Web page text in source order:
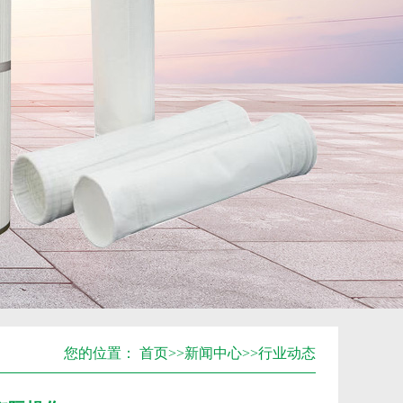
您的位置： 首页>>新闻中心>>行业动态